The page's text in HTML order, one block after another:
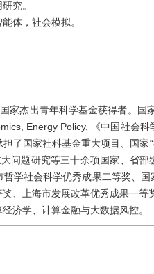
究。
体，社会模拟。
家杰出青年科学基金获得者。国
Energy Policy, 《中国社会科
了国家社科基金重大项目、国家
问题研究等三十余项国家、省部
学社会科学优秀成果二等奖、
、上海市发展改革优秀成果一等
济学、计算金融与大数据风控。